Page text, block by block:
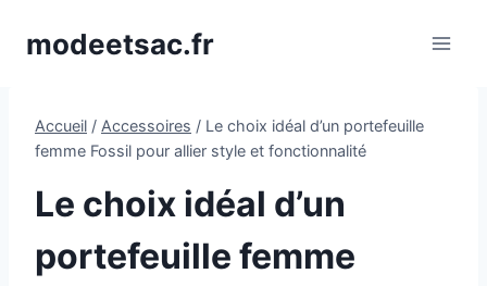
modeetsac.fr
Accueil / Accessoires / Le choix idéal d’un portefeuille
femme Fossil pour allier style et fonctionnalité
Le choix idéal d’un
portefeuille femme